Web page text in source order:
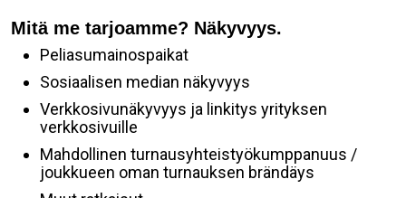
Mitä me tarjoamme? Näkyvyys.
Peliasumainospaikat
Sosiaalisen median näkyvyys
Verkkosivunäkyvyys ja linkitys yrityksen
verkkosivuille
Mahdollinen turnausyhteistyökumppanuus /
joukkueen oman turnauksen brändäys